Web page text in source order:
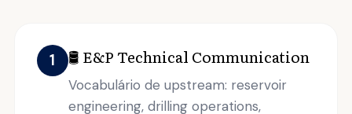
1 🛢️ E&P Technical Communication
Vocabulário de upstream: reservoir
engineering, drilling operations,